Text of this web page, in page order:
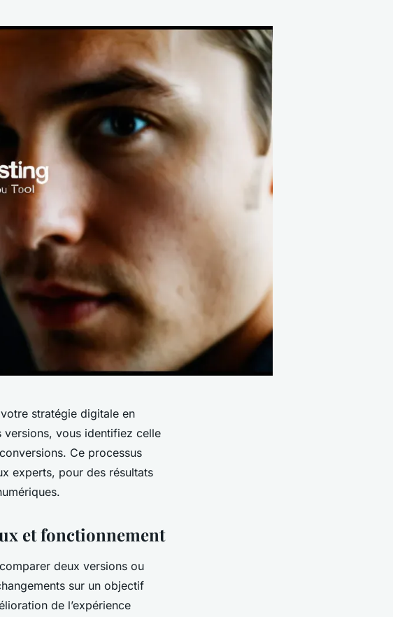
stratégie digitale en
versions, vous identifiez celle
Ce processus
experts, pour des résultats
et fonctionnement
deux versions ou
sur un objectif
de l’expérience